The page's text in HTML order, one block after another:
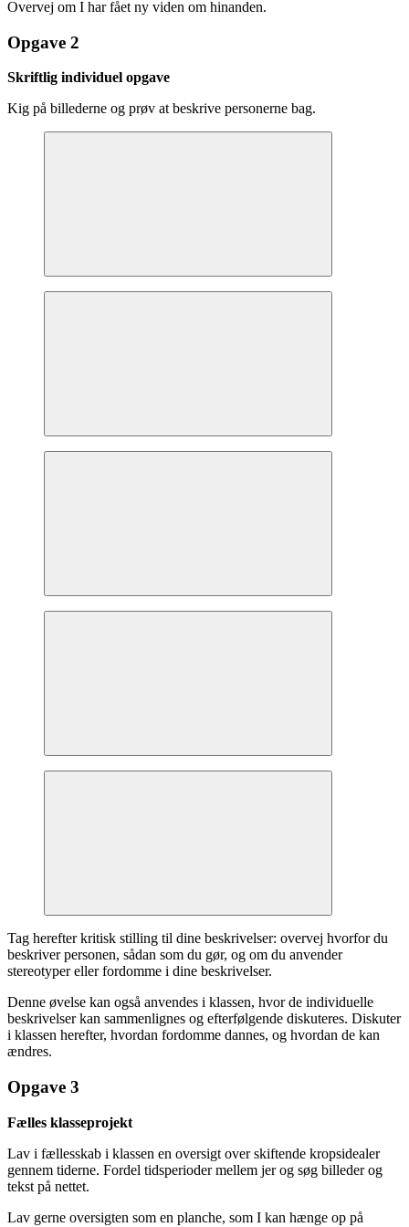
Overvej om I har fået ny viden om hinanden.
Opgave 2
Skriftlig individuel opgave
Kig på billederne og prøv at beskrive personerne bag.
Tag herefter kritisk stilling til dine beskrivelser: overvej hvorfor du
beskriver personen, sådan som du gør, og om du anvender
stereotyper eller fordomme i dine beskrivelser.
Denne øvelse kan også anvendes i klassen, hvor de individuelle
beskrivelser kan sammenlignes og efterfølgende diskuteres. Diskuter
i klassen herefter, hvordan fordomme dannes, og hvordan de kan
ændres.
Opgave 3
Fælles klasseprojekt
Lav i fællesskab i klassen en oversigt over skiftende kropsidealer
gennem tiderne. Fordel tidsperioder mellem jer og søg billeder og
tekst på nettet.
Lav gerne oversigten som en planche, som I kan hænge op på